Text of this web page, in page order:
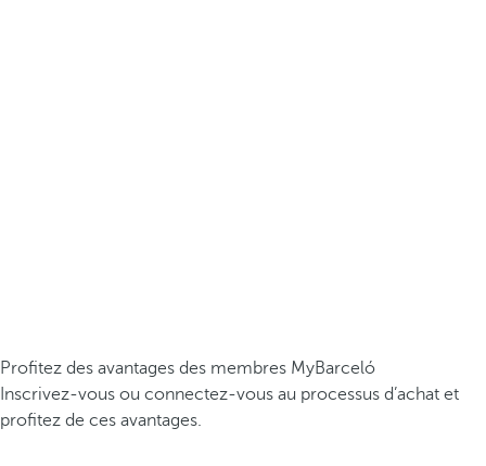
Profitez des avantages des membres MyBarceló
Inscrivez-vous ou connectez-vous au processus d’achat et
profitez de ces avantages.